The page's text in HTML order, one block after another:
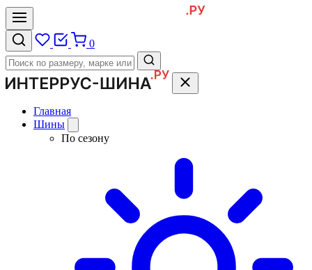
0
Главная
Шины
По сезону